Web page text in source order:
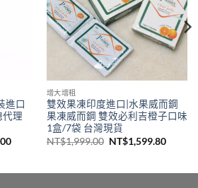
進口
代理
目
增大增粗
雙效果凍印度進口|水果威而鋼
果凍威而鋼 雙效必利吉橙子口味
1盒/7袋 台灣現貨
NT$1,999.00 原
NT$1,599.80目